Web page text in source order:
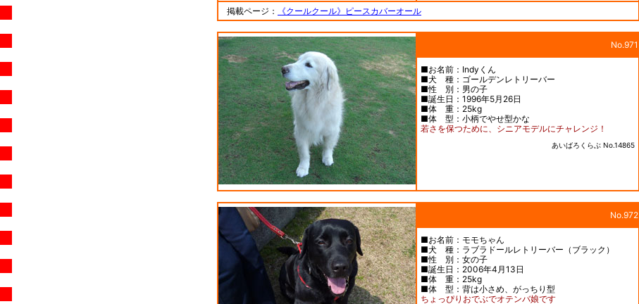
掲載ページ： 《クールクール》ピースカバーオール
No.971
■お名前：Indyくん
■犬 種：ゴールデンレトリーバー
■性 別：男の子
■誕生日：1996年5月26日
■体 重：25kg
■体 型：小柄でやせ型かな
若さを保つために、シニアモデルにチャレンジ！
あいばろくらぶ No.14865
No.972
■お名前：モモちゃん
■犬 種：ラブラドールレトリーバー（ブラック）
■性 別：女の子
■誕生日：2006年4月13日
■体 重：25kg
■体 型：背は小さめ、がっちり型
ちょっぴりおでぶでオテンバ娘です